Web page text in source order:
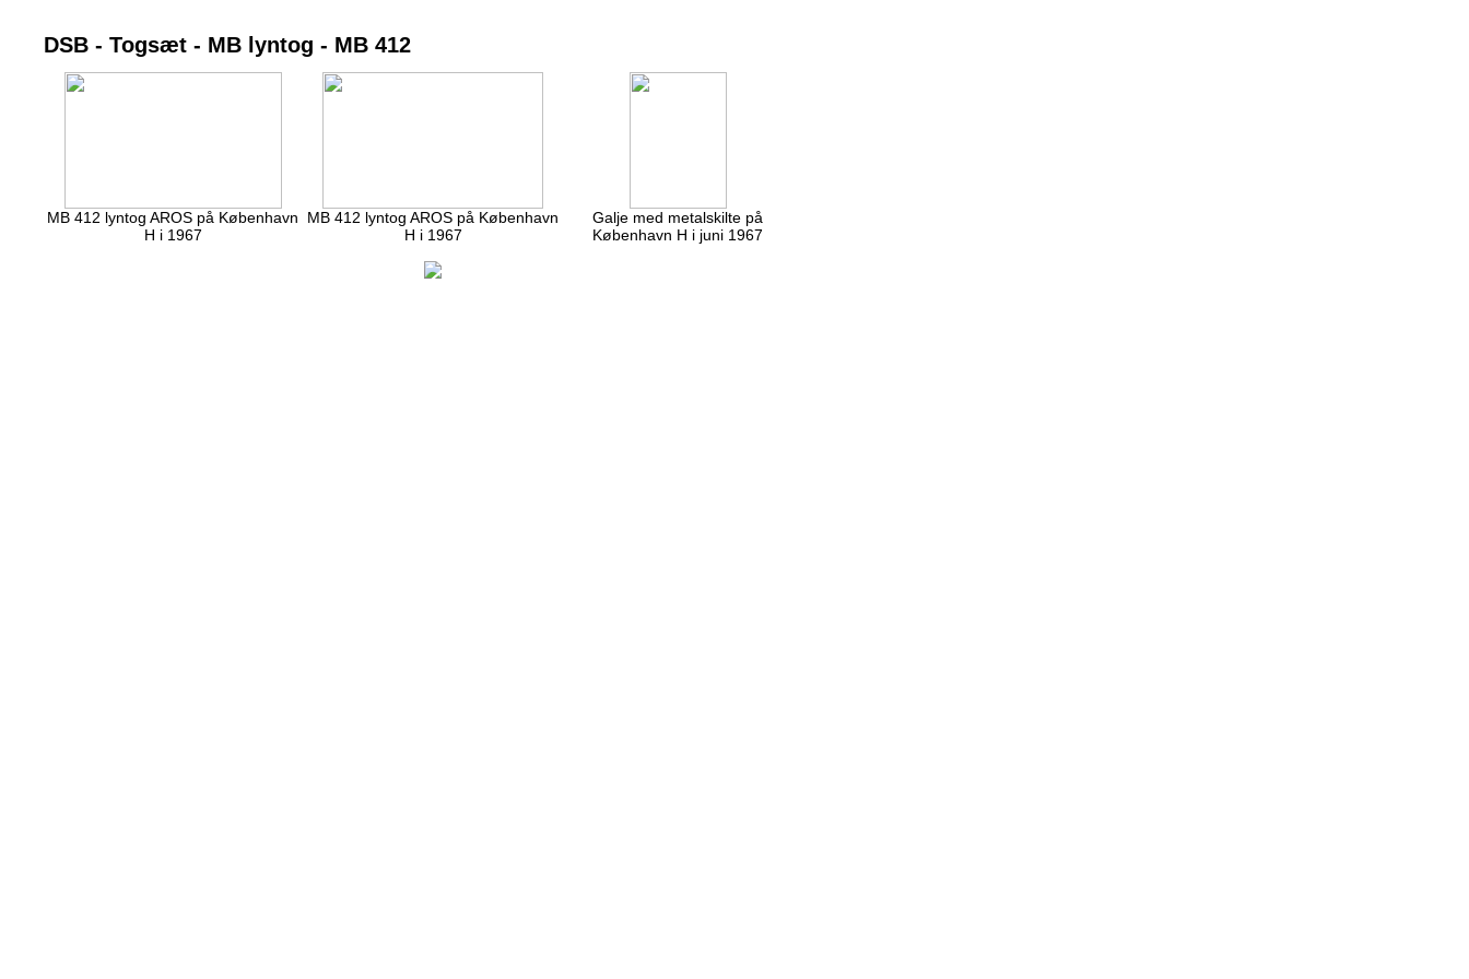
DSB - Togsæt - MB lyntog - MB 412
MB 412 lyntog AROS på København
H i 1967
MB 412 lyntog AROS på København
H i 1967
Galje med metalskilte på
København H i juni 1967